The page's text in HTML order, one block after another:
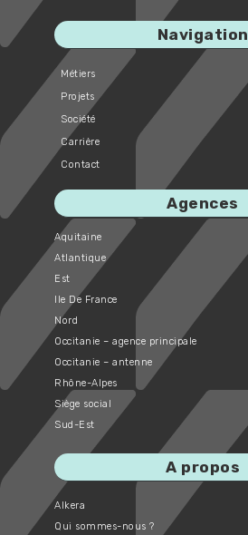
Navigation
Métiers
Projets
Société
Carrière
Contact
Agences
Aquitaine
Atlantique
Est
Ile De France
Nord
Occitanie – agence principale
Occitanie – antenne
Rhône-Alpes
Siège social
Sud-Est
A propos
Alkera
Qui sommes-nous ?